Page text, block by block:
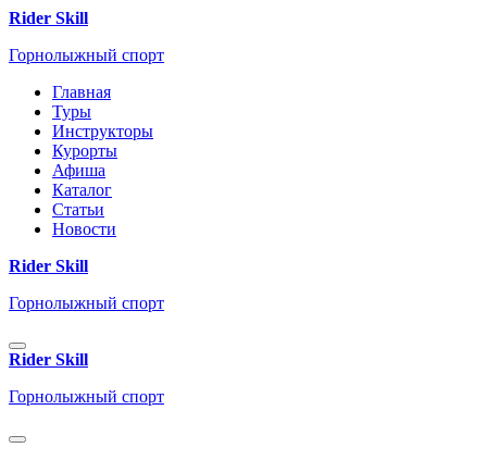
Rider Skill
Горнолыжный спорт
Главная
Туры
Инструкторы
Курорты
Афиша
Каталог
Статьи
Новости
Rider Skill
Горнолыжный спорт
Rider Skill
Горнолыжный спорт